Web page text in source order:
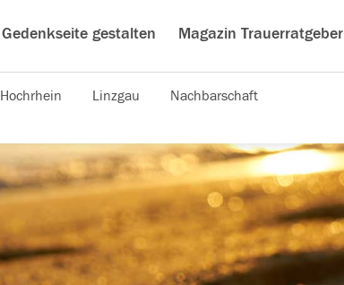
Gedenkseite gestalten Magazin Trauerratgeber
Hochrhein Linzgau Nachbarschaft